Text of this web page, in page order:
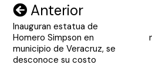
Navegación
de
entradas
Anterior
Inauguran estatua de
Homero Simpson en
municipio de Veracruz, se
desconoce su costo